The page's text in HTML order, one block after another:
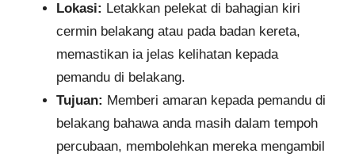
Lokasi: Letakkan pelekat di bahagian kiri
cermin belakang atau pada badan kereta,
memastikan ia jelas kelihatan kepada
pemandu di belakang.
Tujuan: Memberi amaran kepada pemandu di
belakang bahawa anda masih dalam tempoh
percubaan, membolehkan mereka mengambil